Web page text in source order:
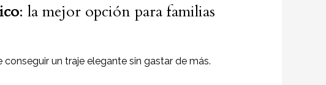
: la mejor opción para familias
un traje elegante sin gastar de más.